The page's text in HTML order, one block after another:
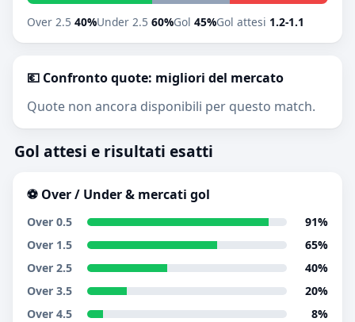
Over 2.5 40%Under 2.5 60%Gol 45%Gol attesi 1.2-1.1
💶 Confronto quote: migliori del mercato
Quote non ancora disponibili per questo match.
Gol attesi e risultati esatti
⚽ Over / Under & mercati gol
Over 0.5
91%
Over 1.5
65%
Over 2.5
40%
Over 3.5
20%
Over 4.5
8%